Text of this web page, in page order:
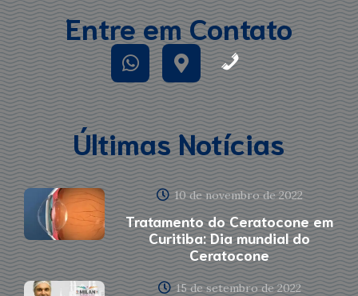
Entre em Contato
Últimas Notícias
10 de novembro de 2022
Tratamento do Ceratocone em
Curitiba: Dia mundial do
Ceratocone
15 de setembro de 2022